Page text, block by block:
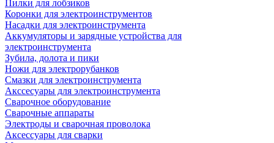
Пилки для лобзиков
Коронки для электроинструментов
Насадки для электроинструмента
Аккумуляторы и зарядные устройства для
электроинструмента
Зубила, долота и пики
Ножи для электрорубанков
Смазки для электроинструмента
Акссесуары для электроинструмента
Сварочное оборудование
Сварочные аппараты
Электроды и сварочная проволока
Аксессуары для сварки